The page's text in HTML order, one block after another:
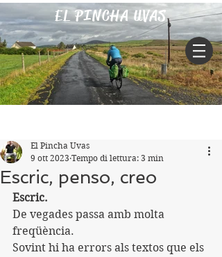
EL PINCHA UVAS
Escric, penso, creo
El Pincha Uvas
9 ott 2023 Tempo di lettura: 3 min
Escric.
De vegades passa amb molta
freqüència.
Sovint hi ha errors als textos que els